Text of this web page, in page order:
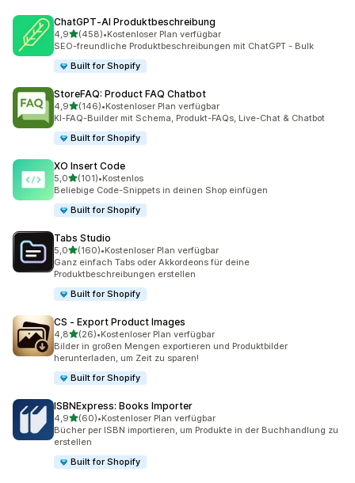
ChatGPT‑AI Produktbeschreibung
4,9von 5 Sternen
(458)
458 Rezensionen insgesamt
•Kostenloser Plan verfügbar
SEO-freundliche Produktbeschreibungen mit ChatGPT - Bulk
Built for Shopify
StoreFAQ: Product FAQ Chatbot
4,9von 5 Sternen
(146)
146 Rezensionen insgesamt
•Kostenloser Plan verfügbar
KI-FAQ-Builder mit Schema, Produkt-FAQs, Live-Chat & Chatbot
Built for Shopify
XO Insert Code
5,0von 5 Sternen
(101)
101 Rezensionen insgesamt
•Kostenlos
Beliebige Code-Snippets in deinen Shop einfügen
Built for Shopify
Tabs Studio
5,0von 5 Sternen
(160)
160 Rezensionen insgesamt
•Kostenloser Plan verfügbar
Ganz einfach Tabs oder Akkordeons für deine
Produktbeschreibungen erstellen
Built for Shopify
CS ‑ Export Product Images
4,8von 5 Sternen
(26)
26 Rezensionen insgesamt
•Kostenloser Plan verfügbar
Bilder in großen Mengen exportieren und Produktbilder
herunterladen, um Zeit zu sparen!
Built for Shopify
ISBNExpress: Books Importer
4,9von 5 Sternen
(60)
60 Rezensionen insgesamt
•Kostenloser Plan verfügbar
Bücher per ISBN importieren, um Produkte in der Buchhandlung zu
erstellen
Built for Shopify